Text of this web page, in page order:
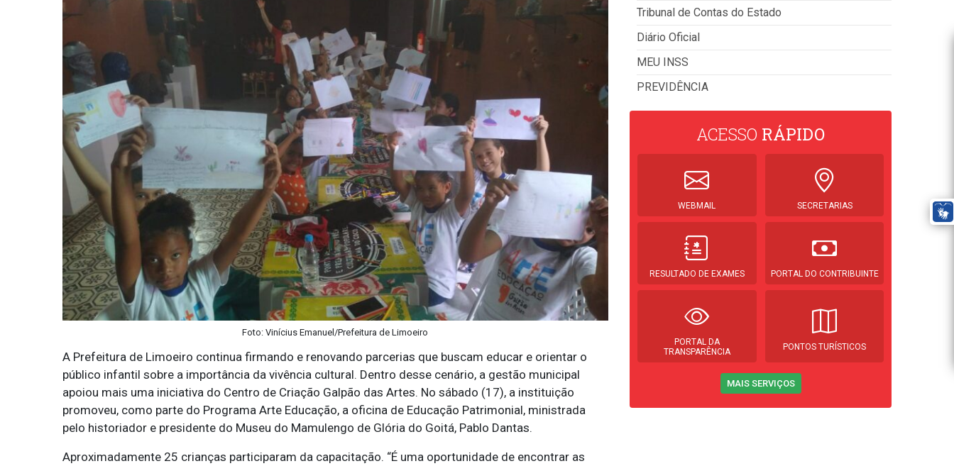
Foto: Vinícius Emanuel/Prefeitura de Limoeiro
A Prefeitura de Limoeiro continua firmando e renovando parcerias que buscam educar e orientar o
público infantil sobre a importância da vivência cultural. Dentro desse cenário, a gestão municipal
apoiou mais uma iniciativa do Centro de Criação Galpão das Artes. No sábado (17), a instituição
promoveu, como parte do Programa Arte Educação, a oficina de Educação Patrimonial, ministrada
pelo historiador e presidente do Museu do Mamulengo de Glória do Goitá, Pablo Dantas.
Aproximadamente 25 crianças participaram da capacitação. “É uma oportunidade de encontrar as
Tribunal de Contas do Estado
Diário Oficial
MEU INSS
PREVIDÊNCIA
ACESSO RÁPIDO
WEBMAIL SECRETARIAS
RESULTADO DE EXAMES PORTAL DO CONTRIBUINTE
PORTAL DA
TRANSPARÊNCIA
PONTOS TURÍSTICOS
MAIS SERVIÇOS